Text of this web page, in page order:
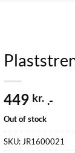
449 kr. .-
Out of stock
SKU: JR1600021